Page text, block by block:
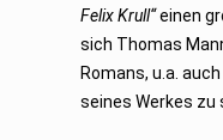
Felix Krull“einen
sich Thomas
Romans, u.a.
seines Werkes zu